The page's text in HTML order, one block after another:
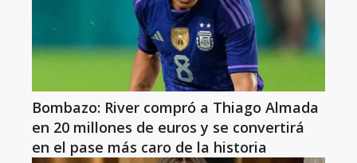
Bombazo: River compró a Thiago Almada
en 20 millones de euros y se convertirá
en el pase más caro de la historia